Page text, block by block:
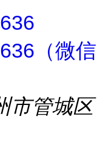
（微信
市管城区